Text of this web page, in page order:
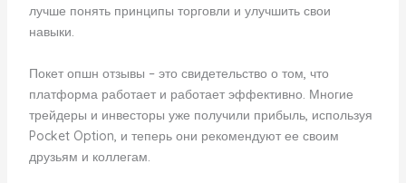
лучше понять принципы торговли и улучшить свои
навыки.
Покет опшн отзывы – это свидетельство о том, что
платформа работает и работает эффективно. Многие
трейдеры и инвесторы уже получили прибыль, используя
Pocket Option, и теперь они рекомендуют ее своим
друзьям и коллегам.